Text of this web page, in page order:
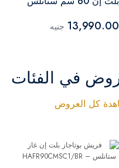
13,990.00 جنيه
في الفئات
كل العروض